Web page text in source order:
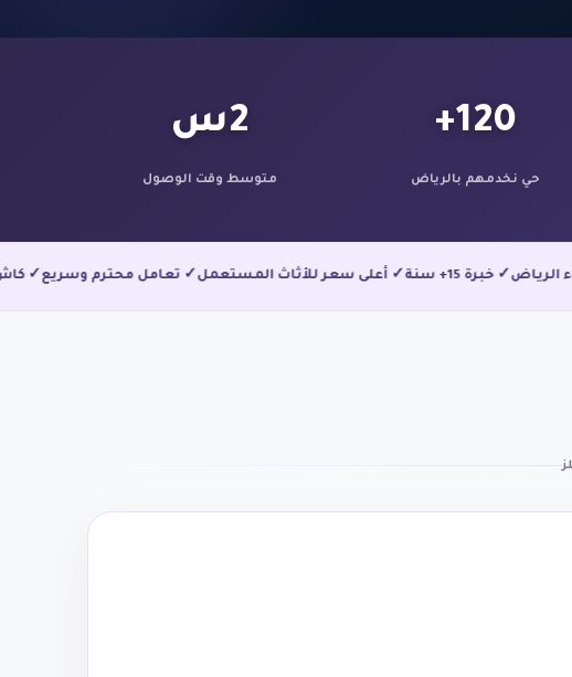
120+
حي نخدمهم بالرياض
2س
متوسط وقت الوصول
أحياء الرياض ✓ خبرة 15+ سنة ✓ أعلى سعر للأثاث المستعمل✓ تعامل محترم